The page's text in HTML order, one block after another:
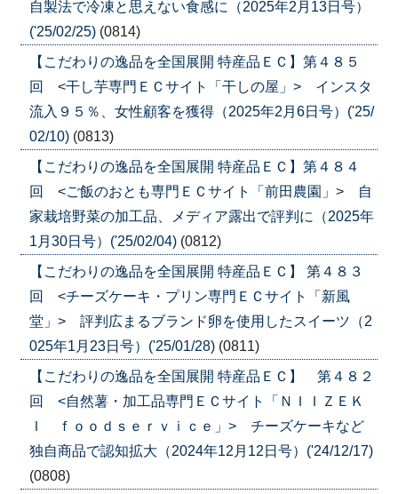
自製法で冷凍と思えない食感に（2025年2月13日号）
('25/02/25) (0814)
【こだわりの逸品を全国展開 特産品ＥＣ】第４８５
回 <干し芋専門ＥＣサイト「干しの屋」> インスタ
流入９５％、女性顧客を獲得（2025年2月6日号）('25/
02/10) (0813)
【こだわりの逸品を全国展開 特産品ＥＣ】第４８４
回 <ご飯のおとも専門ＥＣサイト「前田農園」> 自
家栽培野菜の加工品、メディア露出で評判に（2025年
1月30日号）('25/02/04) (0812)
【こだわりの逸品を全国展開 特産品ＥＣ】 第４８３
回 <チーズケーキ・プリン専門ＥＣサイト「新風
堂」> 評判広まるブランド卵を使用したスイーツ（2
025年1月23日号）('25/01/28) (0811)
【こだわりの逸品を全国展開 特産品ＥＣ】 第４８２
回 <自然薯・加工品専門ＥＣサイト「ＮＩＩＺＥＫ
Ｉ ｆｏｏｄｓｅｒｖｉｃｅ」> チーズケーキなど
独自商品で認知拡大（2024年12月12日号）('24/12/17)
(0808)